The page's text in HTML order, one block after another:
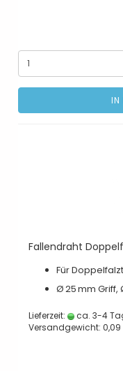
IN
Fallendraht
Für
Ø 25 mm Griff,
Lieferzeit: ca. 3-4
Versandgewicht:0,09